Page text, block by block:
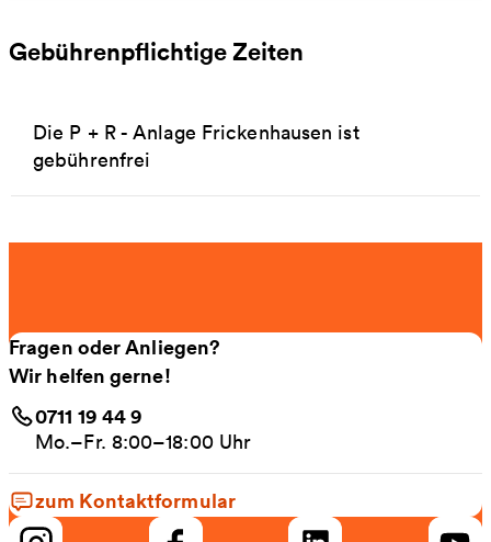
Gebührenpflichtige Zeiten
Die P + R - Anlage Frickenhausen ist
gebührenfrei
Fragen oder Anliegen?
Wir helfen gerne!
0711 19 44 9
Mo.–Fr. 8:00–18:00 Uhr
zum Kontaktformular